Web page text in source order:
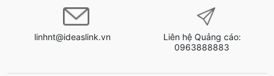
linhnt@ideaslink.vn
Liên hệ Quảng cáo:
0963888883